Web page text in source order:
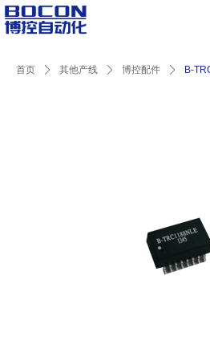
首页 ꄲ 其他产线 ꄲ 博控配件 ꄲ B-